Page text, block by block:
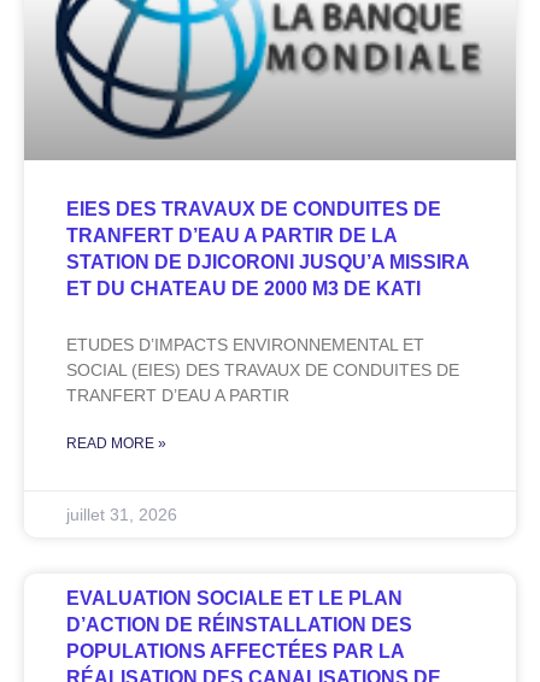
EIES DES TRAVAUX DE CONDUITES DE
TRANFERT D’EAU A PARTIR DE LA
STATION DE DJICORONI JUSQU’A MISSIRA
ET DU CHATEAU DE 2000 M3 DE KATI
ETUDES D’IMPACTS ENVIRONNEMENTAL ET
SOCIAL (EIES) DES TRAVAUX DE CONDUITES DE
TRANFERT D’EAU A PARTIR
READ MORE »
juillet 31, 2026
EVALUATION SOCIALE ET LE PLAN
D’ACTION DE RÉINSTALLATION DES
POPULATIONS AFFECTÉES PAR LA
RÉALISATION DES CANALISATIONS DE